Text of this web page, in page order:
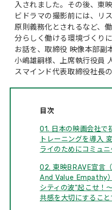
入されました。その後、東
ビドラマの撮影前には、リ
原則義務化とされるなど、
分らしく働ける環境づくり
お話を、取締役 映像本部副
小嶋雄嗣様、上席執行役員
スマインド代表取締役社長
目次
01. 日本の映画会社で
トレーニングを導入
ライのためにコミュ
02. 東映BRAVE宣言
And Value Empathy
シティの波“起こせ！
共感を大切にするこ